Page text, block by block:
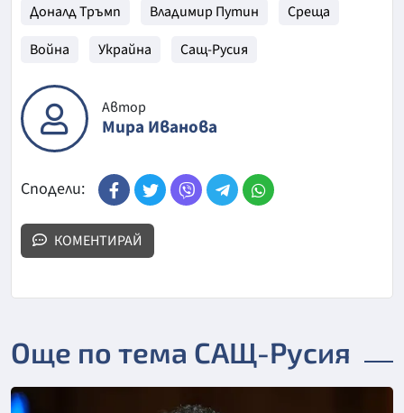
Доналд Тръмп
Владимир Путин
Среща
Война
Украйна Сащ-Русия
Автор
Мира Иванова
Сподели:
КОМЕНТИРАЙ
Още по тема САЩ-Русия